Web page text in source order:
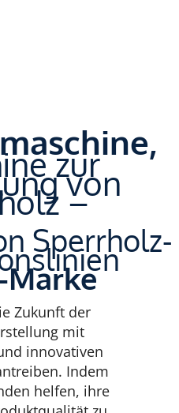
zur
von
–
Sperrholz-
Marke
Zukunft der
mit
innovativen
Indem
helfen, ihre